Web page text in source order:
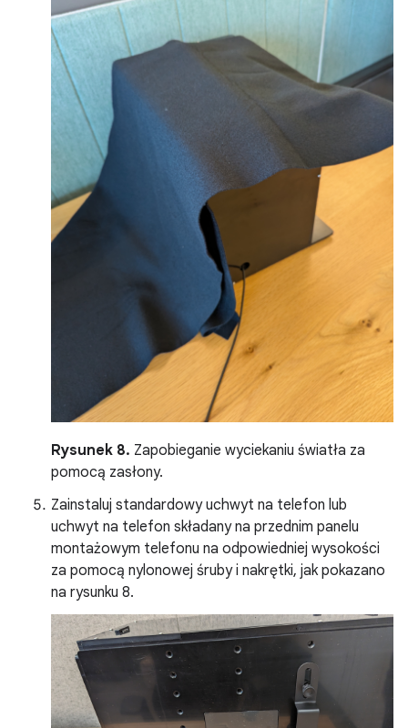
Rysunek 8. Zapobieganie wyciekaniu światła za
pomocą zasłony.
Zainstaluj standardowy uchwyt na telefon lub
uchwyt na telefon składany na przednim panelu
montażowym telefonu na odpowiedniej wysokości
za pomocą nylonowej śruby i nakrętki, jak pokazano
na rysunku 8.